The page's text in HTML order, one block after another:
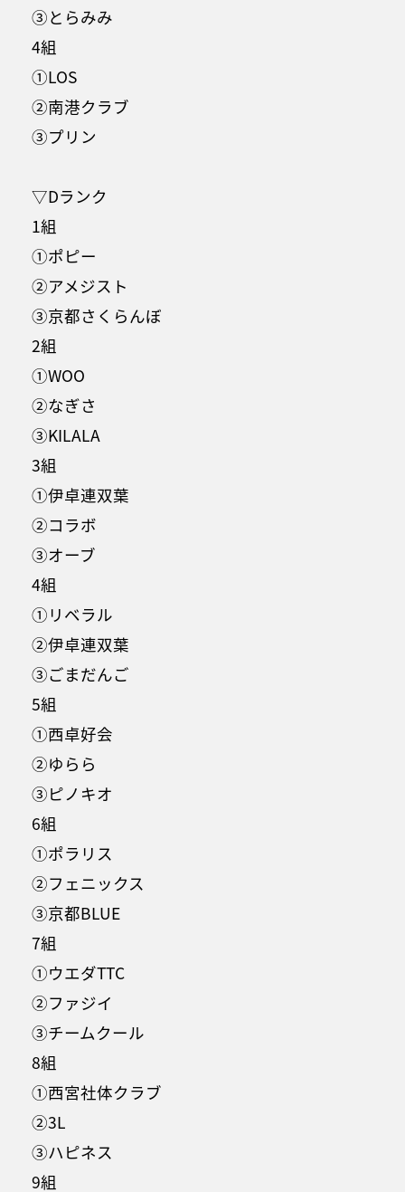
③とらみみ
4組
①LOS
②南港クラブ
③プリン
▽Dランク
1組
①ポピー
②アメジスト
③京都さくらんぼ
2組
①WOO
②なぎさ
③KILALA
3組
①伊卓連双葉
②コラボ
③オーブ
4組
①リベラル
②伊卓連双葉
③ごまだんご
5組
①西卓好会
②ゆらら
③ピノキオ
6組
①ポラリス
②フェニックス
③京都BLUE
7組
①ウエダTTC
②ファジイ
③チームクール
8組
①西宮社体クラブ
②3L
③ハピネス
9組